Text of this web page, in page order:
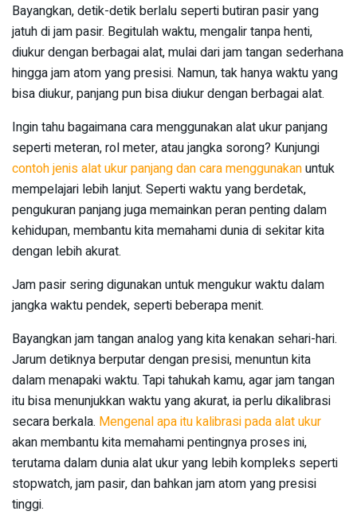
Bayangkan, detik-detik berlalu seperti butiran pasir yang
jatuh di jam pasir. Begitulah waktu, mengalir tanpa henti,
diukur dengan berbagai alat, mulai dari jam tangan sederhana
hingga jam atom yang presisi. Namun, tak hanya waktu yang
bisa diukur, panjang pun bisa diukur dengan berbagai alat.
Ingin tahu bagaimana cara menggunakan alat ukur panjang
seperti meteran, rol meter, atau jangka sorong? Kunjungi
contoh jenis alat ukur panjang dan cara menggunakanuntuk
mempelajari lebih lanjut. Seperti waktu yang berdetak,
pengukuran panjang juga memainkan peran penting dalam
kehidupan, membantu kita memahami dunia di sekitar kita
dengan lebih akurat.
Jam pasir sering digunakan untuk mengukur waktu dalam
jangka waktu pendek, seperti beberapa menit.
Bayangkan jam tangan analog yang kita kenakan sehari-hari.
Jarum detiknya berputar dengan presisi, menuntun kita
dalam menapaki waktu. Tapi tahukah kamu, agar jam tangan
itu bisa menunjukkan waktu yang akurat, ia perlu dikalibrasi
secara berkala. Mengenal apa itu kalibrasi pada alat ukur
akan membantu kita memahami pentingnya proses ini,
terutama dalam dunia alat ukur yang lebih kompleks seperti
stopwatch, jam pasir, dan bahkan jam atom yang presisi
tinggi.